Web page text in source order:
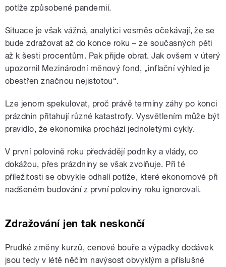
potíže způsobené pandemií.
Situace je však vážná, analytici vesměs očekávají, že se
bude zdražovat až do konce roku – ze současných pěti
až k šesti procentům. Pak přijde obrat. Jak ovšem v úterý
upozornil Mezinárodní měnový fond, „inflační výhled je
obestřen značnou nejistotou“.
Lze jenom spekulovat, proč právě termíny záhy po konci
prázdnin přitahují různé katastrofy. Vysvětlením může být
pravidlo, že ekonomika prochází jednoletými cykly.
V první polovině roku předvádějí podniky a vlády, co
dokážou, přes prázdniny se však zvolňuje. Při té
příležitosti se obvykle odhalí potíže, které ekonomové při
nadšeném budování z první poloviny roku ignorovali.
Zdražování jen tak neskončí
Prudké změny kurzů, cenové bouře a výpadky dodávek
jsou tedy v létě něčím navýsost obvyklým a příslušné